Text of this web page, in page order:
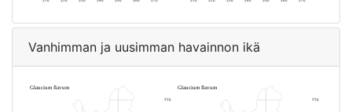
Vanhimman ja uusimman havainnon ikä